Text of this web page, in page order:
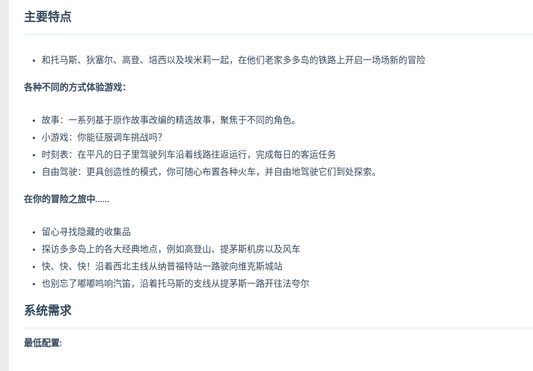
主要特点
和托马斯、狄塞尔、高登、培西以及埃米莉一起，在他们老家多多岛的铁路上开启一场场新的冒险
各种不同的方式体验游戏：
故事：一系列基于原作故事改编的精选故事，聚焦于不同的角色。
小游戏：你能征服调车挑战吗？
时刻表：在平凡的日子里驾驶列车沿着线路往返运行，完成每日的客运任务
自由驾驶：更具创造性的模式，你可随心布置各种火车，并自由地驾驶它们到处探索。
在你的冒险之旅中……
留心寻找隐藏的收集品
探访多多岛上的各大经典地点，例如高登山、提茅斯机房以及风车
快、快、快！沿着西北主线从纳普福特站一路驶向维克斯城站
也别忘了嘟嘟鸣响汽笛，沿着托马斯的支线从提茅斯一路开往法夸尔
系统需求
最低配置: